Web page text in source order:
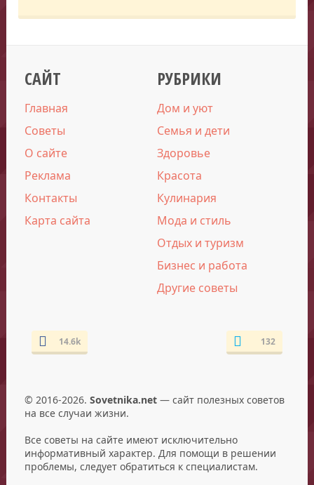
САЙТ
Главная
Советы
О сайте
Реклама
Контакты
Карта сайта
РУБРИКИ
Дом и уют
Семья и дети
Здоровье
Красота
Кулинария
Мода и стиль
Отдых и туризм
Бизнес и работа
Другие советы
14.6k 132
© 2016-2026. Sovetnika.net— сайт полезных советов
на все случаи жизни.
Все советы на сайте имеют исключительно
информативный характер. Для помощи в решении
проблемы, следует обратиться к специалистам.